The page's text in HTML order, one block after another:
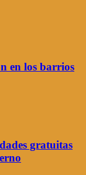
en los barrios
gratuitas